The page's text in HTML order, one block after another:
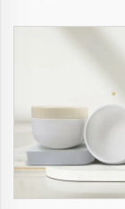
الأدوية